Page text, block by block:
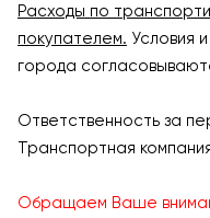
Расходы по
покупателем. Условия
города
Ответственность за
Транспортная
Обращаем Ваше